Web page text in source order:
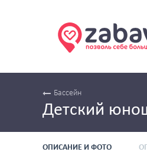
Бассейн
Детский
ОПИСАНИЕ И ФОТО